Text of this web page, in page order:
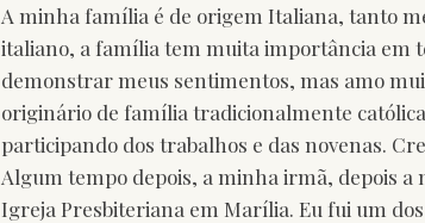
A minha família é de origem Italiana, tanto
italiano, a família tem muita importância em
demonstrar meus sentimentos, mas amo
originário de família tradicionalmente
participando dos trabalhos e das novenas.
Algum tempo depois, a minha irmã, depois
Igreja Presbiteriana em Marília. Eu fui um